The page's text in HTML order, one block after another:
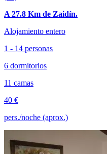
A 27.8 Km de Zaidín.
Alojamiento entero
1 - 14 personas
6 dormitorios
11 camas
40 €
pers./noche (aprox.)